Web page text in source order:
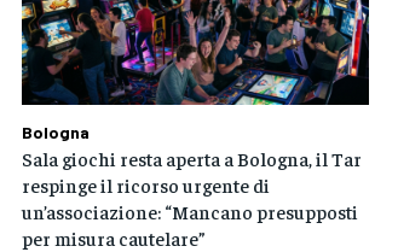
Bologna
Sala giochi resta aperta a Bologna, il Tar
respinge il ricorso urgente di
un’associazione: “Mancano presupposti
per misura cautelare”